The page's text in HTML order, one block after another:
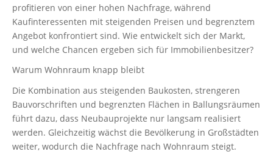
profitieren von einer hohen Nachfrage, während
Kaufinteressenten mit steigenden Preisen und begrenztem
Angebot konfrontiert sind. Wie entwickelt sich der Markt,
und welche Chancen ergeben sich für Immobilienbesitzer?
Warum Wohnraum knapp bleibt
Die Kombination aus steigenden Baukosten, strengeren
Bauvorschriften und begrenzten Flächen in Ballungsräumen
führt dazu, dass Neubauprojekte nur langsam realisiert
werden. Gleichzeitig wächst die Bevölkerung in Großstädten
weiter, wodurch die Nachfrage nach Wohnraum steigt.